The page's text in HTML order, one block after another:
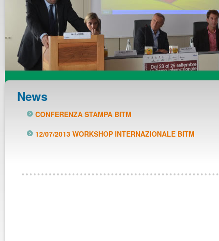
News
CONFERENZA STAMPA BITM
12/07/2013 WORKSHOP INTERNAZIONALE BITM